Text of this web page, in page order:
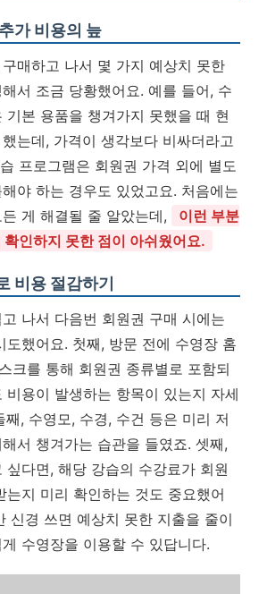
가 비용의 늪
매하고 나서 몇 가지 예상치 못한
서 조금 당황했어요. 예를 들어, 수
기본 용품을 챙겨가지 못했을 때 현
는데, 가격이 생각보다 비싸더라고
프로그램은 회원권 가격 외에 별도
야 하는 경우도 있었고요. 처음에는
게 해결될 줄 알았는데,
이런 부분
인하지 못한 점이 아쉬웠어요.
비용 절감하기
나서 다음번 회원권 구매 시에는
도했어요. 첫째, 방문 전에 수영장 홈
크를 통해 회원권 종류별로 포함되
비용이 발생하는 항목이 있는지 자세
째, 수영모, 수경, 수건 등은 미리 저
서 챙겨가는 습관을 들였죠. 셋째,
싶다면, 해당 강습의 수강료가 회원
는지 미리 확인하는 것도 중요했어
신경 쓰면 예상치 못한 지출을 줄이
수영장을 이용할 수 있답니다.